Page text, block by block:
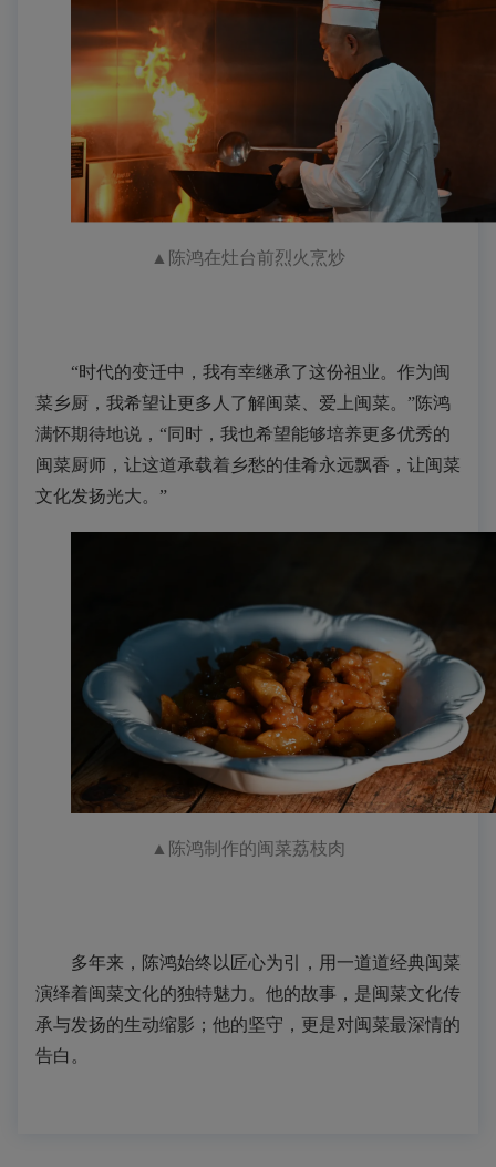
▲ 陈鸿在灶台前烈火烹炒
“时代的变迁中，我有幸继承了这份祖业。作为闽
菜乡厨 ，我希望让更多人了解闽菜、爱上闽菜。 ”陈鸿
满怀期待地说，“同时，我也希望能够培养更多优秀的
闽菜厨师，让这道承载着乡愁的佳肴永远飘香，让闽菜
文化发扬光大。”
▲ 陈鸿制作的闽菜荔枝肉
多年来，陈鸿始终以匠心为引， 用一道道经典闽菜
演绎着闽菜文化的独特魅力。他的故事，是闽菜文化传
承与发扬的生动缩影；他的坚守，更是对闽菜最深情的
告白。